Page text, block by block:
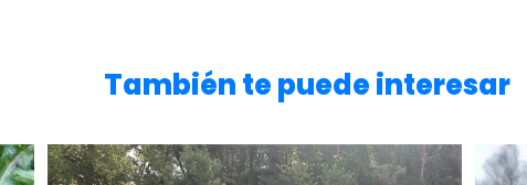
También te puede interesar